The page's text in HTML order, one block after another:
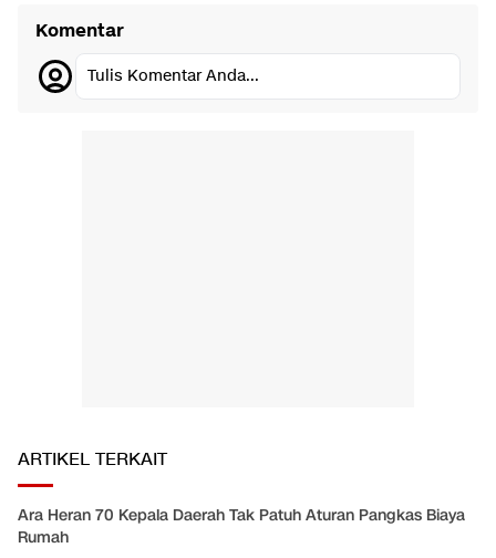
Komentar
Tulis Komentar Anda...
ARTIKEL TERKAIT
Ara Heran 70 Kepala Daerah Tak Patuh Aturan Pangkas Biaya
Rumah